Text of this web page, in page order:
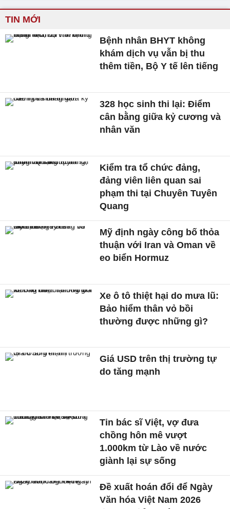
TIN MỚI
Bệnh nhân BHYT không
khám dịch vụ vẫn bị thu
thêm tiền, Bộ Y tế lên tiếng
328 học sinh thi lại: Điểm
cân bằng giữa kỷ cương và
nhân văn
Kiểm tra tổ chức đảng,
đảng viên liên quan sai
phạm thi tại Chuyên Tuyên
Quang
Mỹ định ngày công bố thỏa
thuận với Iran và Oman về
eo biển Hormuz
Xe ô tô thiệt hại do mưa lũ:
Bảo hiểm thân vỏ bồi
thường được những gì?
Giá USD trên thị trường tự
do tăng mạnh
Tin bác sĩ Việt, vợ đưa
chồng hôn mê vượt
1.000km từ Lào về nước
giành lại sự sống
Đề xuất hoán đổi để Ngày
Văn hóa Việt Nam 2026